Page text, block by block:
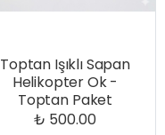
Toptan Işıklı Sapan
Helikopter Ok -
Toptan Paket
₺ 500.00